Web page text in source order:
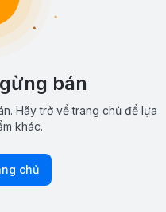
bán
Hãy trở về trang chủ để lựa
khác.
chủ